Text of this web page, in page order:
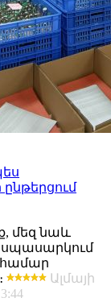
մեզ նաև
սպասարկում
համար
Ալմայի